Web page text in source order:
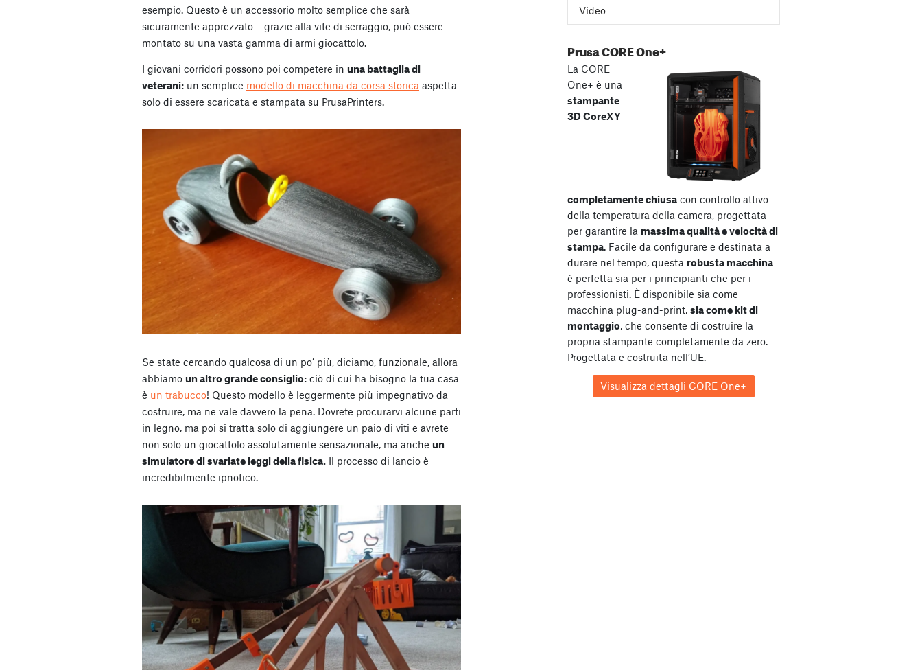
esempio. Questo è un accessorio molto semplice che sarà
sicuramente apprezzato – grazie alla vite di serraggio, può essere
montato su una vasta gamma di armi giocattolo.
I giovani corridori possono poi competere in una battaglia di
veterani: un semplice modello di macchina da corsa storica aspetta
solo di essere scaricata e stampata su PrusaPrinters.
Se state cercando qualcosa di un po’ più, diciamo, funzionale, allora
abbiamo un altro grande consiglio: ciò di cui ha bisogno la tua casa
è un trabucco! Questo modello è leggermente più impegnativo da
costruire, ma ne vale davvero la pena. Dovrete procurarvi alcune parti
in legno, ma poi si tratta solo di aggiungere un paio di viti e avrete
non solo un giocattolo assolutamente sensazionale, ma anche un
simulatore di svariate leggi della fisica. Il processo di lancio è
incredibilmente ipnotico.
Video
Prusa CORE One+
La CORE
One+ è una
stampante
3D CoreXY
completamente chiusacon controllo attivo
della temperatura della camera, progettata
per garantire la massima qualità e velocità di
stampa. Facile da configurare e destinata a
durare nel tempo, questa robusta macchina
è perfetta sia per i principianti che per i
professionisti. È disponibile sia come
macchina plug-and-print, sia come kit di
montaggio, che consente di costruire la
propria stampante completamente da zero.
Progettata e costruita nell’UE.
Visualizza dettagli CORE One+